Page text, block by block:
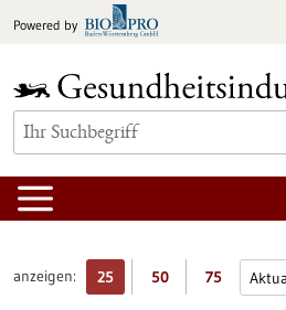
Inhalt
Powered by
anzeigen: 25 50 75